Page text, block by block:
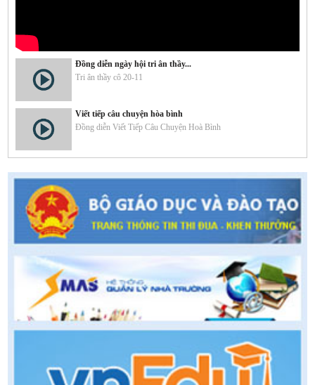
Đồng diễn ngày hội tri ân thầy...
Tri ân thầy cô 20-11
Viết tiếp câu chuyện hòa bình
Đồng diễn Viết Tiếp Câu Chuyện Hoà Bình